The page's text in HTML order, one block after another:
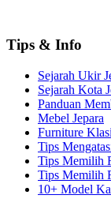
Tips & Info
Sejarah Ukir
Sejarah Kota
Panduan
Mebel Jepara
Furniture
Tips
Tips Memilih
Tips Memilih
10+ Model